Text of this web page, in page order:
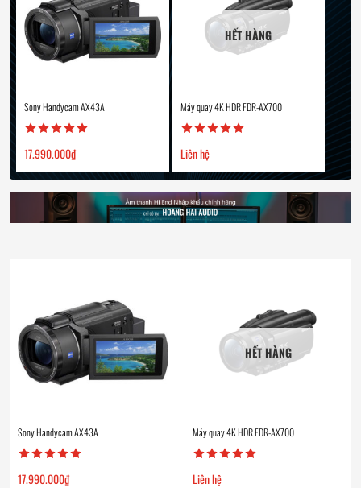
Sony Handycam AX43A
17.990.000₫
HẾT HÀNG
Máy quay 4K HDR FDR-AX700
Liên hệ
Sony Handycam AX43A
17.990.000₫
HẾT HÀNG
Máy quay 4K HDR FDR-AX700
Liên hệ